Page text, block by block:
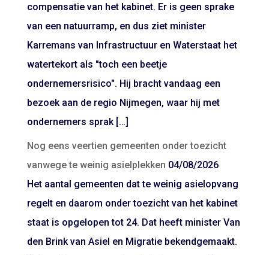
compensatie van het kabinet. Er is geen sprake
van een natuurramp, en dus ziet minister
Karremans van Infrastructuur en Waterstaat het
watertekort als "toch een beetje
ondernemersrisico". Hij bracht vandaag een
bezoek aan de regio Nijmegen, waar hij met
ondernemers sprak […]
Nog eens veertien gemeenten onder toezicht
vanwege te weinig asielplekken 04/08/2026
Het aantal gemeenten dat te weinig asielopvang
regelt en daarom onder toezicht van het kabinet
staat is opgelopen tot 24. Dat heeft minister Van
den Brink van Asiel en Migratie bekendgemaakt.